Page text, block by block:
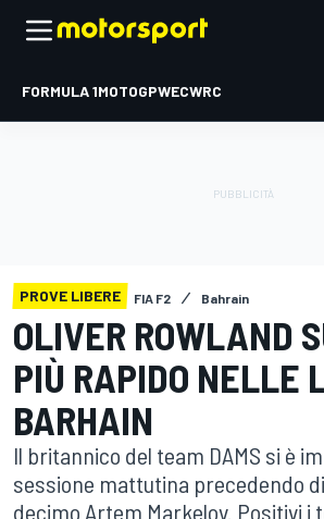
FORMULA 1MOTOGPWECWRC
PROVE LIBERE FIA F2 Bahrain
OLIVER ROWLAND
PIÙ RAPIDO NELLE
BARHAIN
Il britannico del team DAMS si è
sessione mattutina precedendo
decimo Artem Markelov. Positivi i